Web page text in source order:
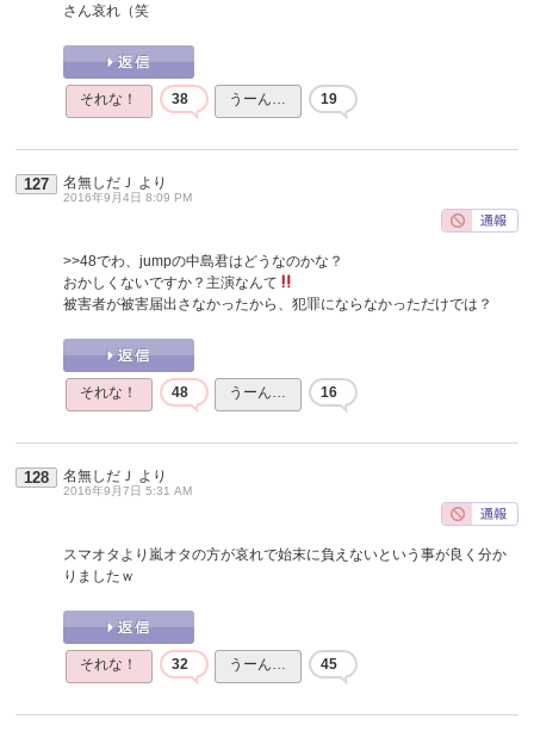
さん哀れ（笑
それな！ 38 うーん… 19
127 名無しだＪ より
2016年9月4日 8:09 PM
>>48でわ、jumpの中島君はどうなのかな？
おかしくないですか？主演なんて
被害者が被害届出さなかったから、犯罪にならなかっただけでは？
それな！ 48 うーん… 16
128 名無しだＪ より
2016年9月7日 5:31 AM
スマオタより嵐オタの方が哀れで始末に負えないという事が良く分か
りましたｗ
それな！ 32 うーん… 45